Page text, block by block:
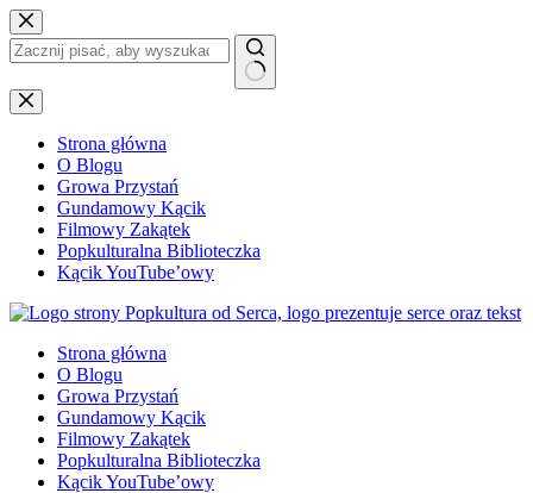
Przejdź
do
treści
Brak
wyników
Strona główna
O Blogu
Growa Przystań
Gundamowy Kącik
Filmowy Zakątek
Popkulturalna Biblioteczka
Kącik YouTube’owy
Strona główna
O Blogu
Growa Przystań
Gundamowy Kącik
Filmowy Zakątek
Popkulturalna Biblioteczka
Kącik YouTube’owy